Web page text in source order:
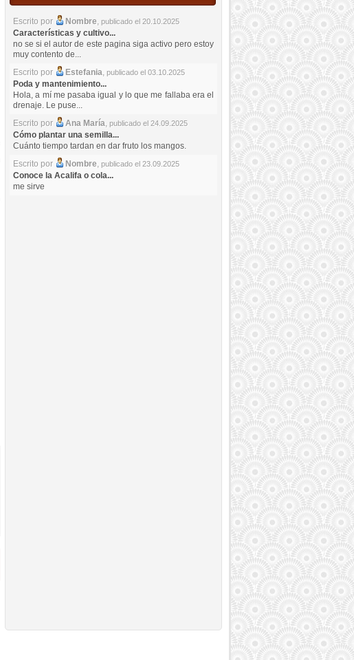
Escrito por Nombre, publicado el 20.10.2025
Características y cultivo...
no se si el autor de este pagina siga activo pero estoy
muy contento de...
Escrito por
Estefania, publicado el 03.10.2025
Poda y mantenimiento...
Hola, a mí me pasaba igual y lo que me fallaba era el
drenaje. Le puse...
Escrito por
Ana María, publicado el 24.09.2025
Cómo plantar una semilla...
Cuánto tiempo tardan en dar fruto los mangos.
Escrito por
Nombre, publicado el 23.09.2025
Conoce la Acalifa o cola...
me sirve